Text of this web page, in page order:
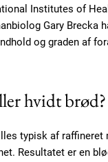
Institutes of
Gary Brecka
og graden af
hvidt brød?
typisk af raffineret
Resultatet er en